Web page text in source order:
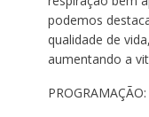
podemos
qualidade de
aumentando a
PROGRAMAÇÃO: